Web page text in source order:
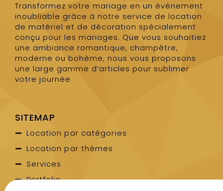
Transformez votre mariage en un événement
inoubliable grâce à notre service de location
de matériel et de décoration spécialement
conçu pour les mariages. Que vous souhaitiez
une ambiance romantique, champêtre,
moderne ou bohème, nous vous proposons
une large gamme d’articles pour sublimer
votre journée
SITEMAP
Location par catégories
Location par thèmes
Services
Portfolio